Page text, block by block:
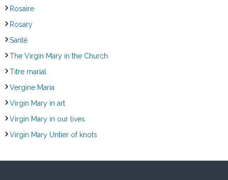
Rosaire
Rosary
Santé
The Virgin Mary in the Church
Titre marial
Vergine Maria
Virgin Mary in art
Virgin Mary in our lives
Virgin Mary Untier of knots